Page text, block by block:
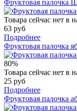
Фруктовая палочка
Товара сейчас нет в
63 руб
Подробнее
Фруктовая палочка
80%
Товара сейчас нет в
25 руб
Подробнее
Фруктовая палочка